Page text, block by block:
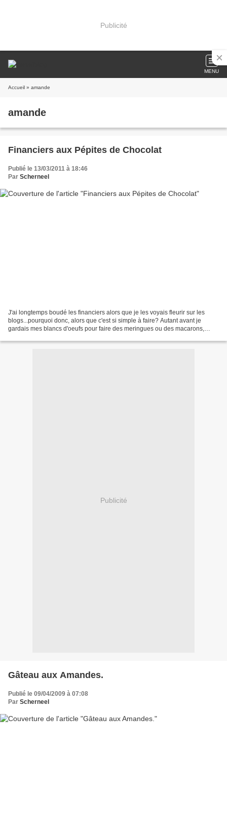
Publicité
MENU
Accueil » amande
amande
Financiers aux Pépites de Chocolat
Publié le 13/03/2011 à 18:46
Par Scherneel
J'ai longtemps boudé les financiers alors que je les voyais fleurir sur les
blogs...pourquoi donc, alors que c'est si simple à faire? Autant avant je
gardais mes blancs d'oeufs pour faire des meringues ou des macarons,
Publicité
Gâteau aux Amandes.
Publié le 09/04/2009 à 07:08
Par Scherneel